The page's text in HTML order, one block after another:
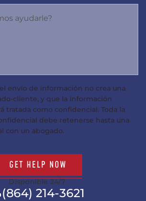
ayudarle?
envío de información no crea una
cliente, y que la información
tratada como confidencial. Toda la
debe retenerse hasta una
con un abogado.
GET HELP NOW
Disponible 24/7
(864) 214-3621